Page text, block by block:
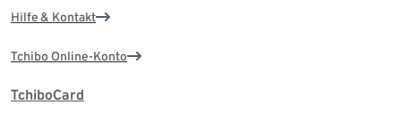
Hilfe & Kontakt
Tchibo Online-Konto
TchiboCard